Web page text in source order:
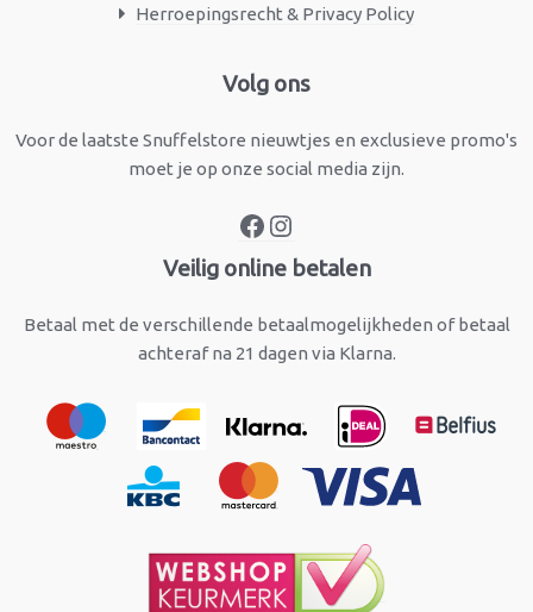
Herroepingsrecht & Privacy Policy
Volg ons
Voor de laatste Snuffelstore nieuwtjes en exclusieve promo's
moet je op onze social media zijn.
Facebook
Veilig online betalen
Betaal met de verschillende betaalmogelijkheden of betaal
achteraf na 21 dagen via Klarna.